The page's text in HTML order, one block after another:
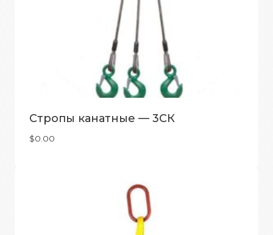
Стропы канатные — 3СК
$0.00